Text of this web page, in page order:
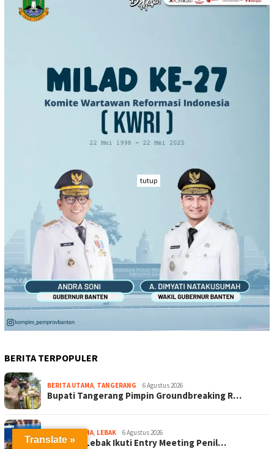
BERITA TERPOPULER
BERITA UTAMA, TANGERANG 6 Agustus 2026
Bupati Tangerang Pimpin Groundbreaking R…
BERITA UTAMA, LEBAK 6 Agustus 2026
Pj Sekda Lebak Ikuti Entry Meeting Penil…
tutup
Translate »